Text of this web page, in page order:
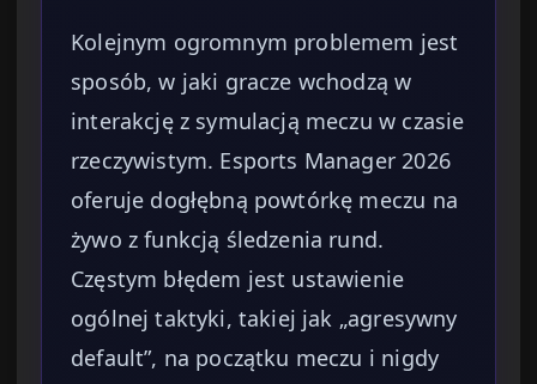
Kolejnym ogromnym problemem jest
sposób, w jaki gracze wchodzą w
interakcję z symulacją meczu w czasie
rzeczywistym. Esports Manager 2026
oferuje dogłębną powtórkę meczu na
żywo z funkcją śledzenia rund.
Częstym błędem jest ustawienie
ogólnej taktyki, takiej jak „agresywny
default”, na początku meczu i nigdy